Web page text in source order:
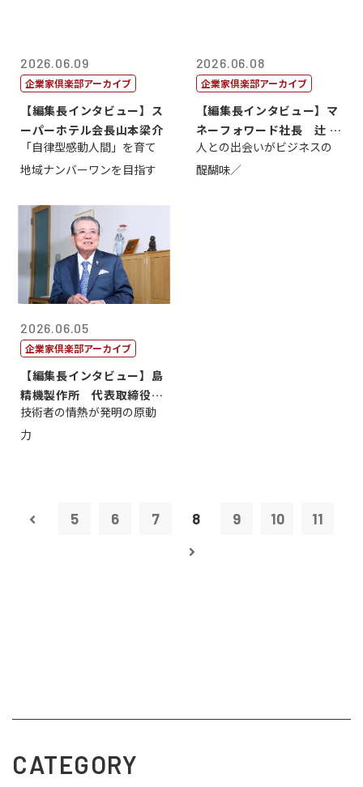
2026.06.09
企業家倶楽部アーカイブ
【編集長インタビュー】ス
ーパーホテル会長山本梁介
「自律型感動人間」を育て
地域ナンバーワンを目指す
2026.06.08
企業家倶楽部アーカイブ
【編集長インタビュー】マ
ネーフォワード社長 辻 庸
介
人との出会いがビジネスの
醍醐味／
2026.06.05
企業家倶楽部アーカイブ
【編集長インタビュー】島
精機製作所 代表取締役
社 長 島 正...
技術者の情熱が発明の原動
力
5 6 7 8 9 10 11
CATEGORY